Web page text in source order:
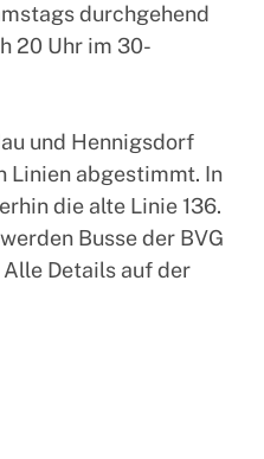
durchgehend
20 Uhr im 30-
und Hennigsdorf
Linien abgestimmt. In
die alte Linie 136.
Busse der BVG
Details auf der